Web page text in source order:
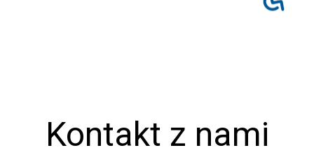
Kontakt z nami